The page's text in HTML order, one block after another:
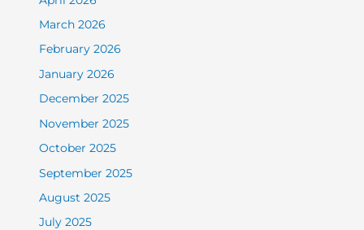
March 2026
February 2026
January 2026
December 2025
November 2025
October 2025
September 2025
August 2025
July 2025